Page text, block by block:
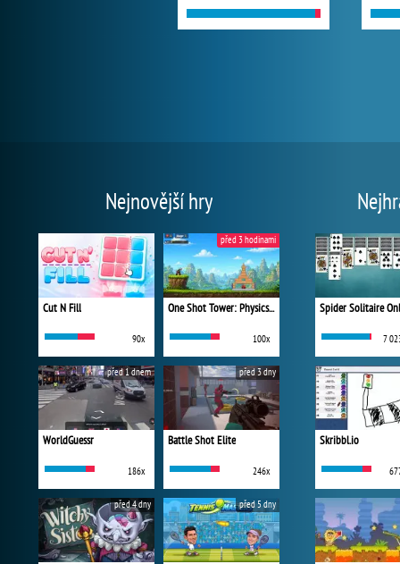
Nejnovější hry
Cut N Fill
90x
One Shot Tower: Physics Destroyer
100x
před 3 hodinami
WorldGuessr
186x
před 1 dnem
Battle Shot Elite
246x
před 3 dny
před 4 dny před 5 dny
Spider Solitaire
7
Skribbl.io